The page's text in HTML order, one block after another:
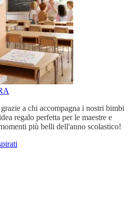
a chi accompagna i nostri bimbi
regalo perfetta per le maestre e
più belli dell'anno scolastico!